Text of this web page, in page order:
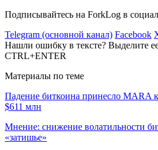
Подписывайтесь на ForkLog в
Telegram (основной канал) Facebook
Нашли ошибку в тексте? Выделите
CTRL+ENTER
Материалы по теме
Падение биткоина принесло MARA
$611 млн
Мнение: снижение волатильности
«затишье»